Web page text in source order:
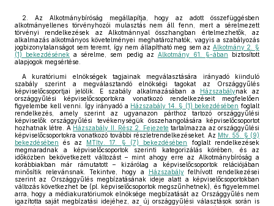
2. Az Alkotmánybíróság megállapítja, hogy az adott összefüggésben
alkotmányellenes törvényhozói mulasztás nem áll fenn, mert a sérelmezett
törvényi rendelkezések az Alkotmánnyal összhangban értelmezhetők, az
alkalmazás alkotmányos követelményei meghatározhatók, vagyis a szabályozás
jogbizonytalanságot sem teremt, így nem állapítható meg sem az Alkotmány 2. §
(1) bekezdésének a sérelme, sem pedig az Alkotmány 61. §-ában biztosított
alapjogok megsértése.
A kuratóriumi elnökségek tagjainak megválasztására irányadó kiinduló
szabály szerint a megválasztandó elnökségi tagokat az Országgyűlés
képviselőcsoportjai jelölik. E szabály alkalmazásában a Házszabálynak az
országgyűlési képviselőcsoportokra vonatkozó rendelkezéseit megfelelően
figyelembe kell venni. Így irányadó a Házszabály 14. § (1) bekezdésében foglalt
rendelkezés, amely szerint az ugyanazon párthoz tartozó országgyűlési
képviselők országgyűlési tevékenységük összehangolására képviselőcsoportot
hozhatnak létre. A Házszabály II. Rész 2. Fejezete tartalmazza az országgyűlési
képviselőcsoportokra vonatkozó további részletrendelkezéseket. Az Mtv. 55. § (9)
bekezdésében és az MTItv. 17. § (7) bekezdésében
foglalt rendelkezések
megmaradnak a képviselőcsoportok szerinti kategorizálás körében, és az
időközben bekövetkezett változást – mint ahogy erre az Alkotmánybíróság a
korábbiakban már rámutatott – kizárólag a képviselőcsoportok relációjában
minősítik relevánsnak. Tekintve, hogy a
Házszabályfelhívott rendelkezései
szerint az Országgyűlés megbízatásának ideje alatt a képviselőcsoportokban
változás következhet be (pl. képviselőcsoportok megszűnhetnek), és figyelemmel
arra, hogy a médiakuratóriumok elnöksége megbízatását az Országgyűlés nem
igazította saját megbízatási idejéhez, az új országgyűlési választások során is